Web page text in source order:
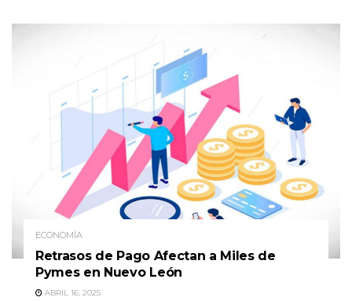
ECONOMÍA
Retrasos de Pago Afectan a Miles de
Pymes en Nuevo León
ABRIL 16, 2025